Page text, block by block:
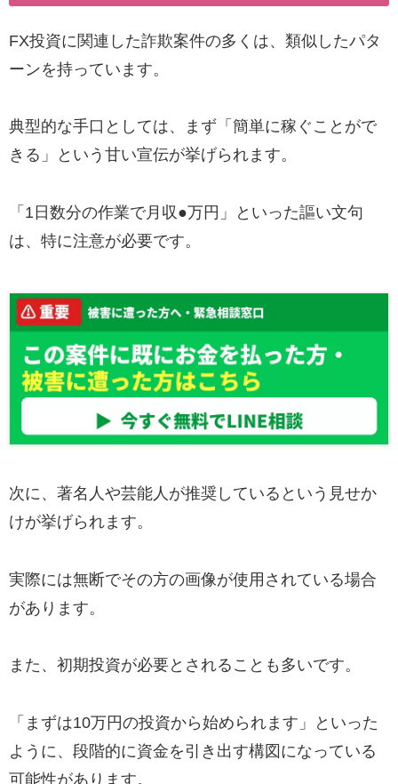
FX投資に関連した詐欺案件の多くは、類似したパタ
ーンを持っています。
典型的な手口としては、まず「簡単に稼ぐことがで
きる」という甘い宣伝が挙げられます。
「1日数分の作業で月収●万円」といった謳い文句
は、特に注意が必要です。
次に、著名人や芸能人が推奨しているという見せか
けが挙げられます。
実際には無断でその方の画像が使用されている場合
があります。
また、初期投資が必要とされることも多いです。
「まずは10万円の投資から始められます」といった
ように、段階的に資金を引き出す構図になっている
可能性があります。